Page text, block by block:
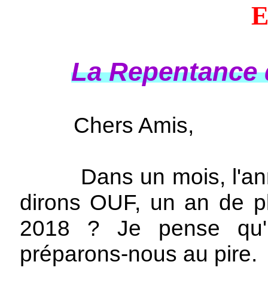
La
Chers Amis,
Dans un mois,
dirons OUF, un an de
2018 ? Je pense
préparons-nous au pire.